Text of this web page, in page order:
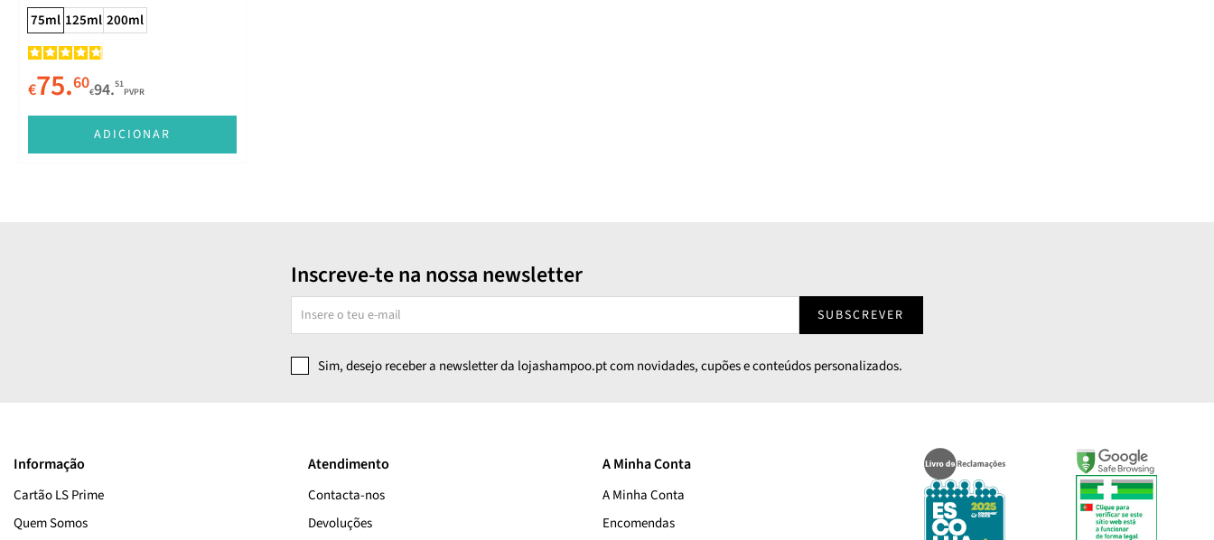
75ml 125ml 200ml
€75.60€94.51
PVPR
ADICIONAR
Inscreve-te na nossa newsletter
SUBSCREVER
Sim, desejo receber a newsletter da lojashampoo.pt com novidades, cupões e conteúdos personalizados.
Informação
Cartão LS Prime
Quem Somos
Atendimento
Contacta-nos
Devoluções
A Minha Conta
A Minha Conta
Encomendas